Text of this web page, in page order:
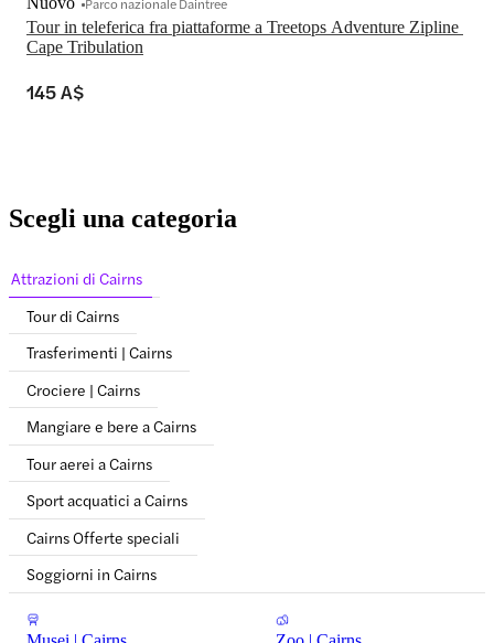
Tour in teleferica fra piattaforme a Treetops Adventure Zipline
Cape Tribulation
145 A$
Scegli una categoria
Attrazioni di Cairns
Tour di Cairns
Trasferimenti | Cairns
Crociere | Cairns
Mangiare e bere a Cairns
Tour aerei a Cairns
Sport acquatici a Cairns
Cairns Offerte speciali
Soggiorni in Cairns